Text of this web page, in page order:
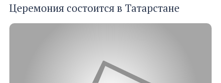
Церемония состоится в Татарстане